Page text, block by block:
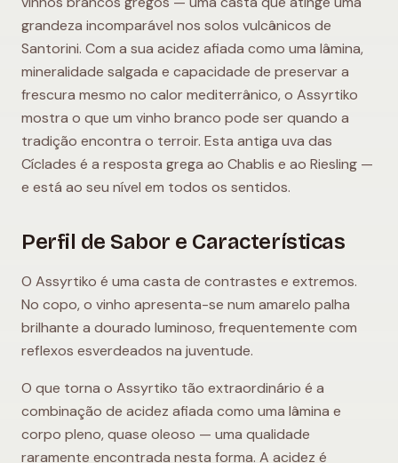
grandeza incomparável nos solos vulcânicos de
Santorini. Com a sua acidez afiada como uma lâmina,
mineralidade salgada e capacidade de preservar a
frescura mesmo no calor mediterrânico, o Assyrtiko
mostra o que um vinho branco pode ser quando a
tradição encontra o terroir. Esta antiga uva das
Cíclades é a resposta grega ao Chablis e ao Riesling —
e está ao seu nível em todos os sentidos.
Perfil de Sabor e Características
O Assyrtiko é uma casta de contrastes e extremos.
No copo, o vinho apresenta-se num amarelo palha
brilhante a dourado luminoso, frequentemente com
reflexos esverdeados na juventude.
O que torna o Assyrtiko tão extraordinário é a
combinação de acidez afiada como uma lâmina e
corpo pleno, quase oleoso — uma qualidade
raramente encontrada nesta forma. A acidez é